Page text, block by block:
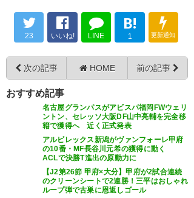
ありがとうドゥドゥ 福岡で活躍
して甲府を見返してやれ
https://t.co/5YnZEMRSlH
— なおと (tnzwnot)2018, 1月
ます。 貴之→森本 坂田→木戸
ウェリ→トゥーリオ ポッピ→ド
ゥドゥ 仲川→インス ジウ→ 勇
太→
— lubitanaka (lubitanaka)
2018, 1月 17
ポッピ…………。俺は好きだった
よ…。
23 いいね! LINE
B!
1 更新通知
次の記事 HOME 前の記事
おすすめ記事
名古屋グランパスがアビスパ福岡FWウェリ
ントン、セレッソ大阪DF山中亮輔を完全移
籍で獲得へ 近く正式発表
アルビレックス新潟がヴァンフォーレ甲府
の10番・MF長谷川元希の獲得に動く
ACLで決勝T進出の原動力に
【J2第26節 甲府×大分】甲府が2試合連続
のクリーンシートで2連勝！三平はおしゃれ
ループ弾で古巣に恩返しゴール